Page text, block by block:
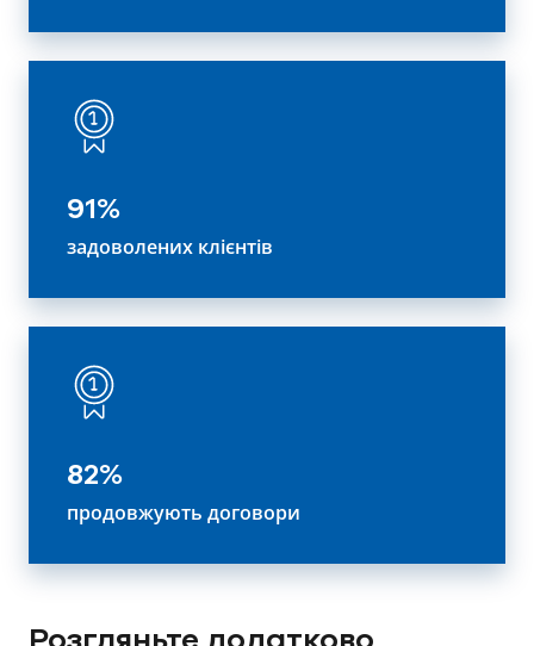
91%
задоволених клієнтів
82%
продовжують договори